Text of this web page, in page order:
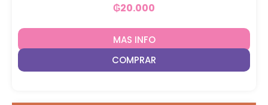
₲20.000
MAS INFO
COMPRAR